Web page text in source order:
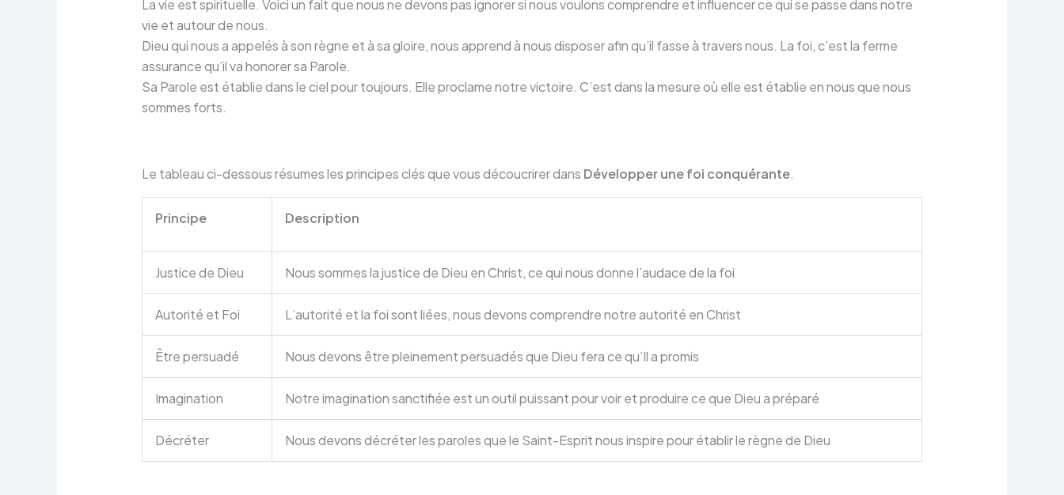
La vie est spirituelle. Voici un fait que nous ne devons pas ignorer si nous voulons comprendre et influencer ce qui se passe dans notre
vie et autour de nous.
Dieu qui nous a appelés à son règne et à sa gloire, nous apprend à nous disposer afin qu’il fasse à travers nous. La foi, c’est la ferme
assurance qu’il va honorer sa Parole.
Sa Parole est établie dans le ciel pour toujours. Elle proclame notre victoire. C’est dans la mesure où elle est établie en nous que nous
sommes forts.
Le tableau ci-dessous résumes les principes clés que vous découcrirer dans Développer une foi conquérante.
Principe Description
Justice de Dieu Nous sommes la justice de Dieu en Christ, ce qui nous donne l’audace de la foi
Autorité et Foi L’autorité et la foi sont liées, nous devons comprendre notre autorité en Christ
Être persuadé Nous devons être pleinement persuadés que Dieu fera ce qu’Il a promis
Imagination Notre imagination sanctifiée est un outil puissant pour voir et produire ce que Dieu a préparé
Décréter Nous devons décréter les paroles que le Saint-Esprit nous inspire pour établir le règne de Dieu